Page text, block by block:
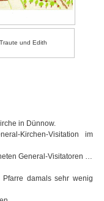
und Edith
in Dünnow.
Kirchen-Visitation im
General-Visitatoren …
damals sehr wenig